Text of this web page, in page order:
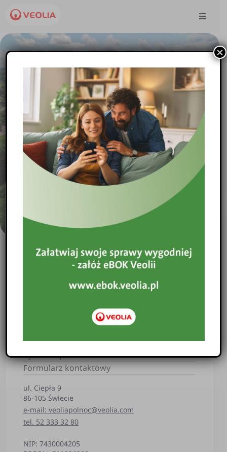
Obejrzyj video
Veolia Północ
O nas
Przerwy w dostawie
Dofinansowania i dotacje
Komunikaty
Cyberbezpieczeństwo
Formularz kontaktowy
ul. Ciepła 9
86-105 Świecie
e-mail: veoliapolnoc@veolia.com
tel. 52 333 32 80
NIP: 7430004205
×